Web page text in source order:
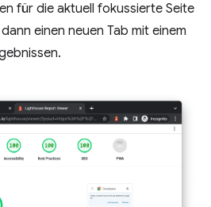
für die aktuell fokussierte Seite
einen neuen Tab mit einem